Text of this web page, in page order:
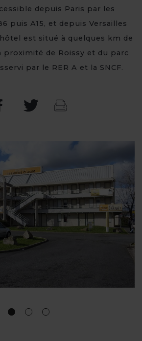
depuis Paris par les
puis A15, et depuis Versailles
est situé à quelques km de
proximité de Roissy et du parc
par le RER A et la SNCF.